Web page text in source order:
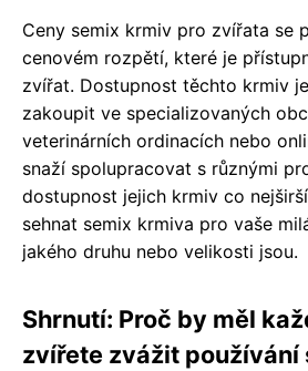
Ceny semix krmiv pro zvířata se
cenovém rozpětí, které je
zvířat. Dostupnost těchto krmiv
zakoupit ve specializovaných
veterinárních ordinacích nebo
snaží spolupracovat s různými
dostupnost jejich krmiv co
sehnat semix krmiva pro vaše
jakého druhu nebo velikosti jsou.
Shrnutí: Proč by měl
zvířete zvážit používání